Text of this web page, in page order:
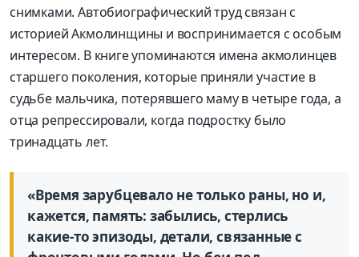
снимками. Автобиографический труд связан с
историей Акмолинщины и воспринимается с особым
интересом. В книге упоминаются имена акмолинцев
старшего поколения, которые приняли участие в
судьбе мальчика, потерявшего маму в четыре года, а
отца репрессировали, когда подростку было
тринадцать лет.
«Время зарубцевало не только раны, но и,
кажется, память: забылись, стерлись
какие-то эпизоды, детали, связанные с